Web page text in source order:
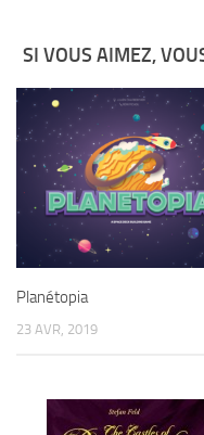
SI VOUS AIMEZ,
Planétopia
23 AVR, 2019